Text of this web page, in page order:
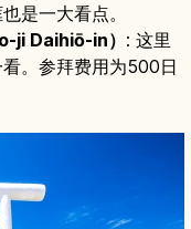
是一大看点。
ji Daihiō-in） : 这里
。参拜费用为500日